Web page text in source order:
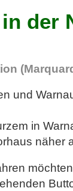
der
und
in
näher